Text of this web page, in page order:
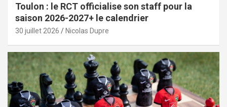
Toulon : le RCT officialise son staff pour la
saison 2026-2027+ le calendrier
30 juillet 2026 Nicolas Dupre